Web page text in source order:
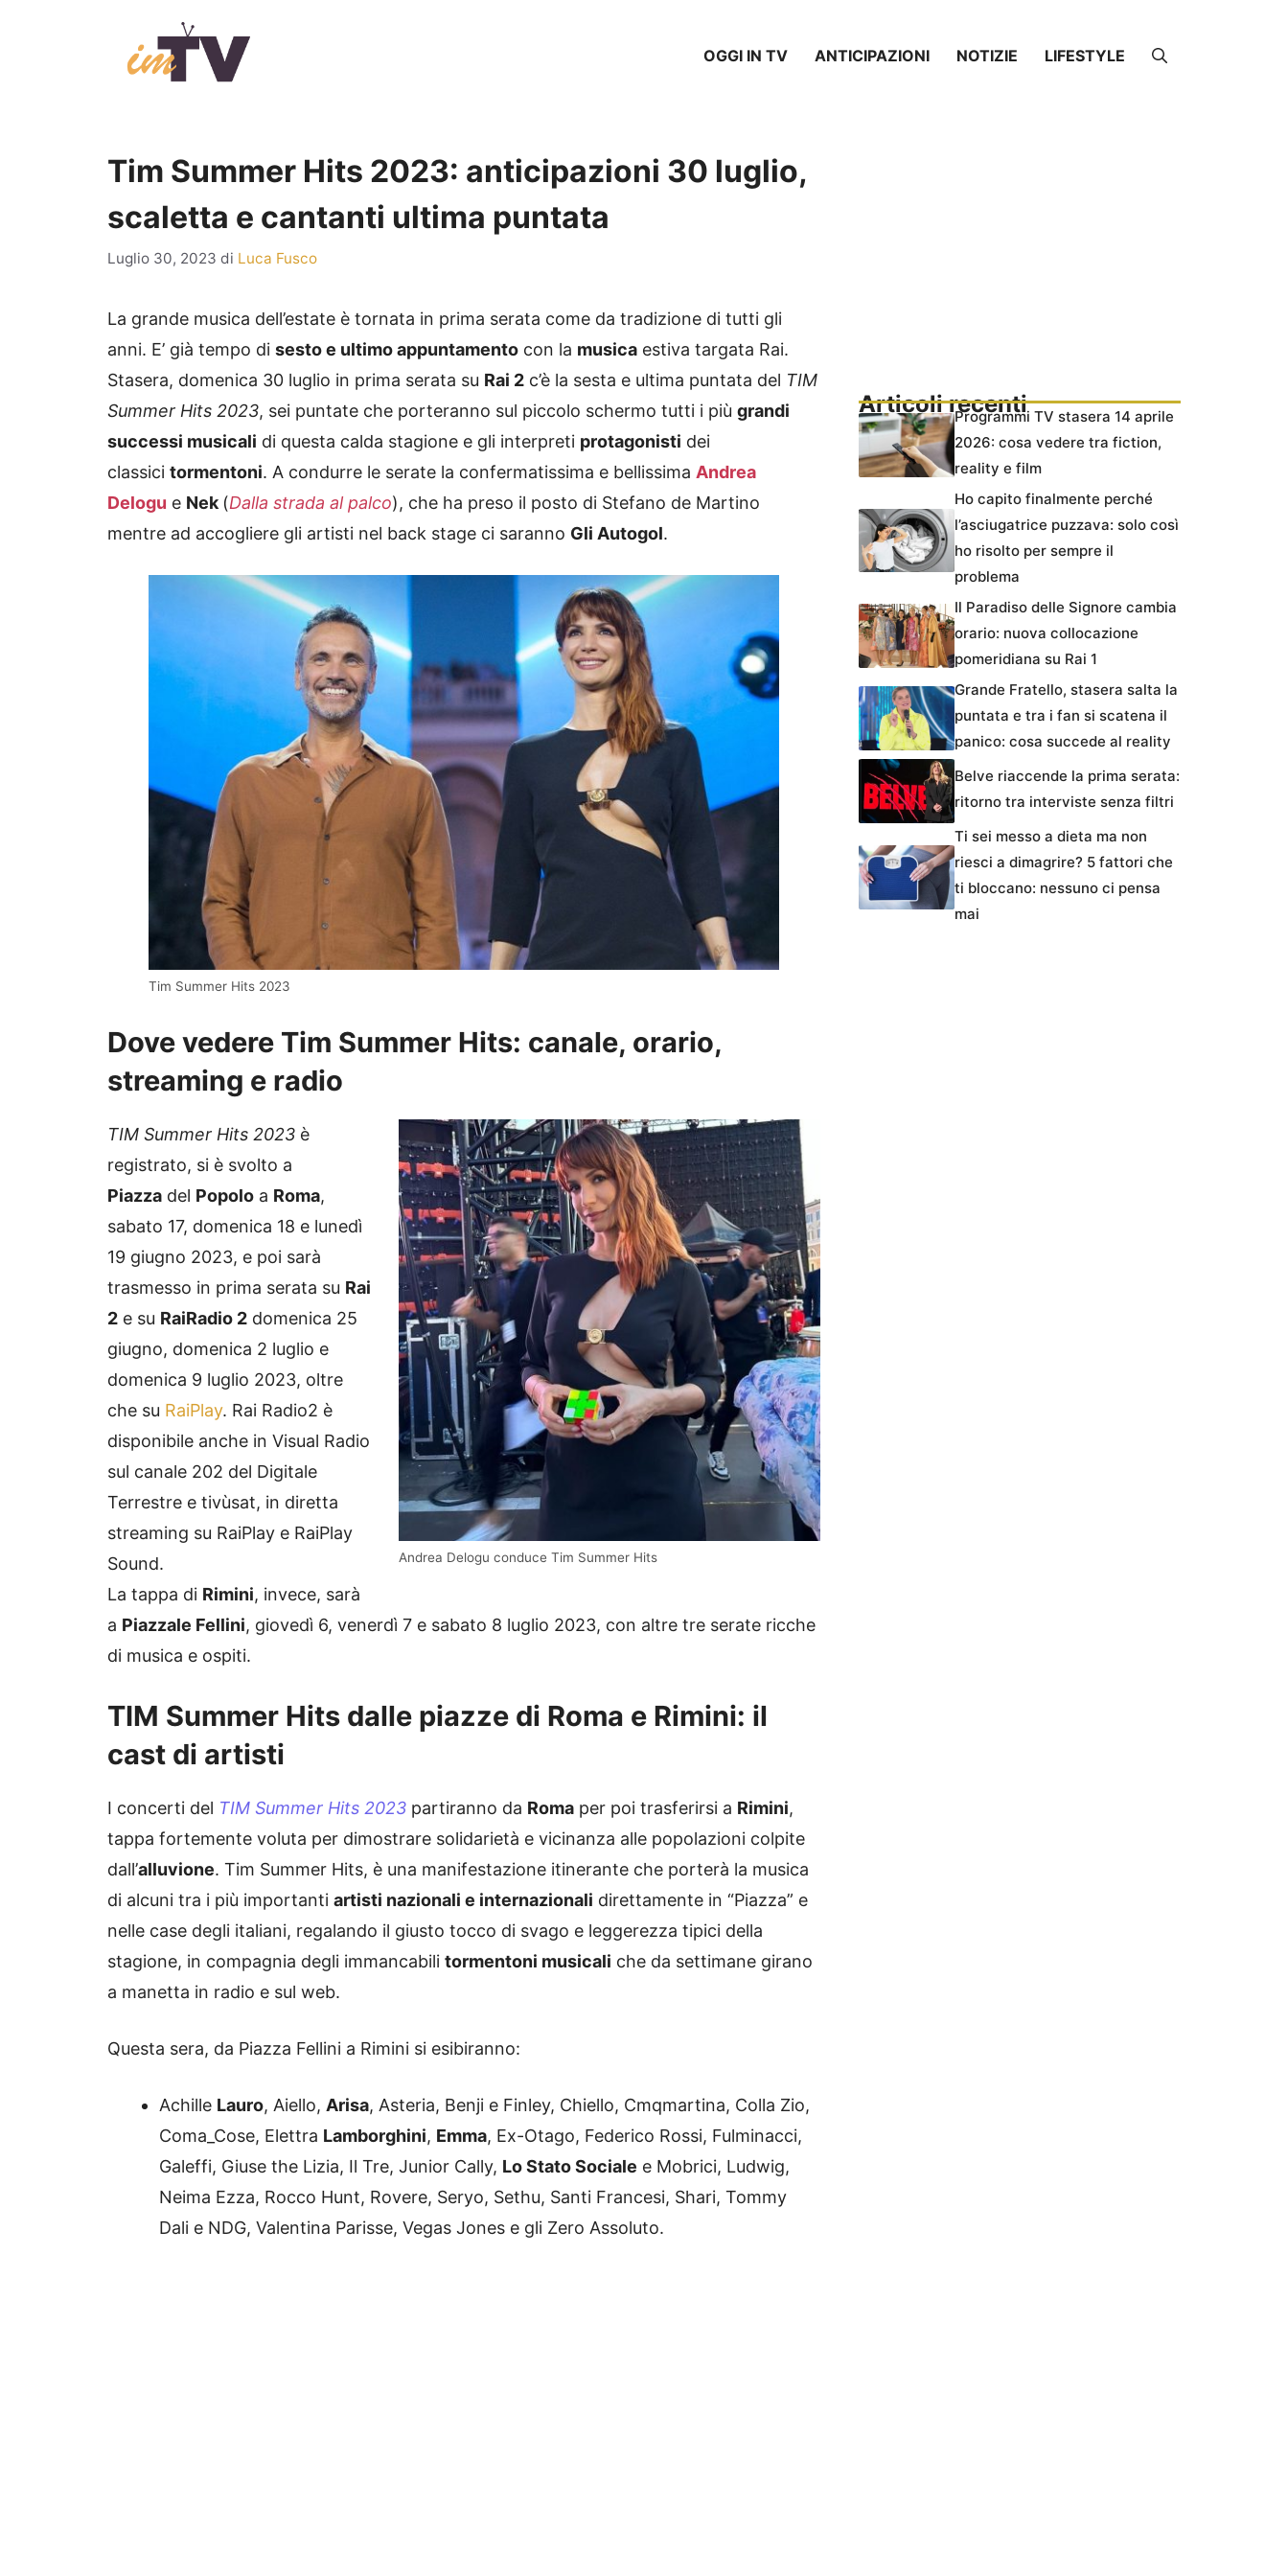
OGGI IN TV ANTICIPAZIONI NOTIZIE LIFESTYLE
Tim Summer Hits 2023: anticipazioni 30 luglio,
scaletta e cantanti ultima puntata
Luglio 30, 2023 di Luca Fusco
La grande musica dell’estate è tornata in prima serata come da tradizione di tutti gli
anni. E’ già tempo di sesto e ultimo appuntamento con la musica estiva targata Rai.
Stasera, domenica 30 luglio in prima serata su Rai 2 c’è la sesta e ultima puntata del TIM
Summer Hits 2023, sei puntate che porteranno sul piccolo schermo tutti i più grandi
successi musicali di questa calda stagione e gli interpreti protagonisti dei
classici tormentoni. A condurre le serate la confermatissima e bellissima Andrea
Delogu e Nek (Dalla strada al palco), che ha preso il posto di Stefano de Martino
mentre ad accogliere gli artisti nel back stage ci saranno Gli Autogol.
Tim Summer Hits 2023
Dove vedere Tim Summer Hits: canale, orario,
streaming e radio
Andrea Delogu conduce Tim Summer Hits
TIM Summer Hits 2023 è
registrato, si è svolto a
Piazza del Popolo a Roma,
sabato 17, domenica 18 e lunedì
19 giugno 2023, e poi sarà
trasmesso in prima serata su Rai
2 e su RaiRadio 2 domenica 25
giugno, domenica 2 luglio e
domenica 9 luglio 2023, oltre
che su RaiPlay. Rai Radio2 è
disponibile anche in Visual Radio
sul canale 202 del Digitale
Terrestre e tivùsat, in diretta
streaming su RaiPlay e RaiPlay
Sound.
La tappa di Rimini, invece, sarà
a Piazzale Fellini, giovedì 6, venerdì 7 e sabato 8 luglio 2023, con altre tre serate ricche
di musica e ospiti.
TIM Summer Hits dalle piazze di Roma e Rimini: il
cast di artisti
I concerti del TIM Summer Hits 2023 partiranno da Roma per poi trasferirsi a Rimini,
tappa fortemente voluta per dimostrare solidarietà e vicinanza alle popolazioni colpite
dall’alluvione. Tim Summer Hits, è una manifestazione itinerante che porterà la musica
di alcuni tra i più importanti artisti nazionali e internazionali direttamente in “Piazza” e
nelle case degli italiani, regalando il giusto tocco di svago e leggerezza tipici della
stagione, in compagnia degli immancabili tormentoni musicali che da settimane girano
a manetta in radio e sul web.
Questa sera, da Piazza Fellini a Rimini si esibiranno:
Achille Lauro, Aiello, Arisa, Asteria, Benji e Finley, Chiello, Cmqmartina, Colla Zio,
Coma_Cose, Elettra Lamborghini, Emma, Ex-Otago, Federico Rossi, Fulminacci,
Galeffi, Giuse the Lizia, Il Tre, Junior Cally, Lo Stato Sociale e Mobrici, Ludwig,
Neima Ezza, Rocco Hunt, Rovere, Seryo, Sethu, Santi Francesi, Shari, Tommy
Dali e NDG, Valentina Parisse, Vegas Jones e gli Zero Assoluto.
Articoli recentiProgrammi TV stasera 14 aprile
2026: cosa vedere tra fiction,
reality e film
Ho capito finalmente perché
l’asciugatrice puzzava: solo così
ho risolto per sempre il
problema
Il Paradiso delle Signore cambia
orario: nuova collocazione
pomeridiana su Rai 1
Grande Fratello, stasera salta la
puntata e tra i fan si scatena il
panico: cosa succede al reality
Belve riaccende la prima serata:
ritorno tra interviste senza filtri
Ti sei messo a dieta ma non
riesci a dimagrire? 5 fattori che
ti bloccano: nessuno ci pensa
mai